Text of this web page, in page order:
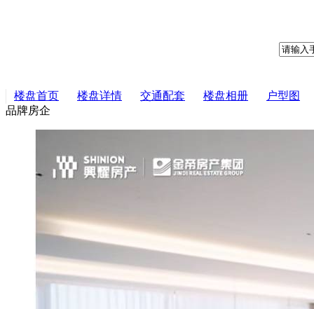
楼盘首页 楼盘详情 交通配套 楼盘相册
户型图
品牌房企